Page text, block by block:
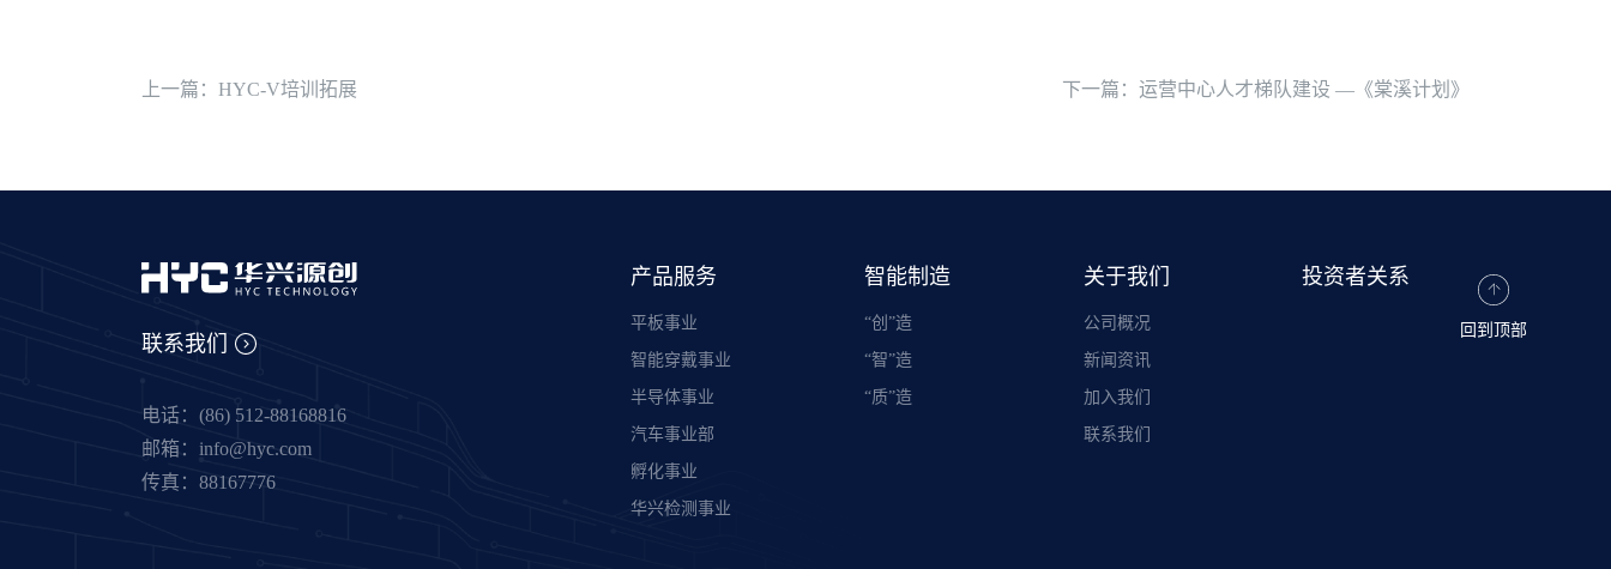
上一篇：HYC-V培训拓展 下一篇：运营中心人才梯队建设 —《棠溪计划》
联系我们
电话：(86) 512-88168816
邮箱：info@hyc.com
传真：88167776
产品服务
平板事业
智能穿戴事业
半导体事业
汽车事业部
孵化事业
华兴检测事业
智能制造
“创”造
“智”造
“质”造
关于我们
公司概况
新闻资讯
加入我们
联系我们
投资者关系
回到顶部